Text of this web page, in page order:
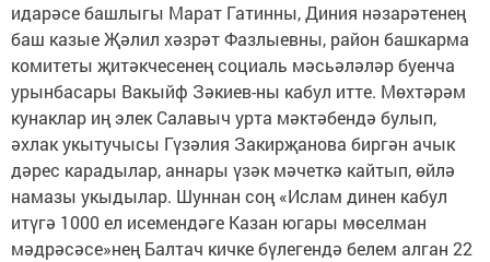
идарәсе башлыгы Марат Гатинны, Диния нәзарәтенең
баш казые Җәлил хәзрәт Фазлыевны, район башкарма
комитеты җитәкчесенең социаль мәсьәләләр буенча
урынбасары Вакыйф Зәкиев-ны кабул итте. Мөхтәрәм
кунаклар иң элек Салавыч урта мәктәбендә булып,
әхлак укытучысы Гүзәлия Закирҗанова биргән ачык
дәрес карадылар, аннары үзәк мәчеткә кайтып, өйлә
намазы укыдылар. Шуннан соң «Ислам динен кабул
итүгә 1000 ел исемендәге Казан югары мөселман
мәдрәсәсе»нең Балтач кичке бүлегендә белем алган 22